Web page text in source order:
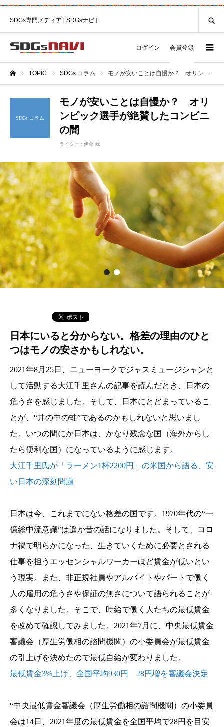
SDGs専門メディア [ SDGsナビ ]
ログイン 会員登録
TOPIC SDGs コラム モノが安いことは自慢か？ オリンピック選手が絶賛したコンビニの闇
SDGs コラム
モノが安いことは自慢か？ オリ
ンピック選手が絶賛したコンビニ
の闇
ライター : 伊藤 緑
日本にいると分からない。格差の理由のひと
つはモノの安さかもしれない。
2021年8月25日、ニューヨークでジャスミュージシャンと
して活動する大江千里さんの記事を読んだとき、日本の
危うさを感じました。そして、日本にとどまっているこ
とが、“井の中の蛙”であるのかもしれないと思いまし
た。いつの間にか日本は、かなり残念な国（海外からし
たら便利な国）になっているように感じます。
大江千里氏が「ラーメン1杯2200円」の米国から語る、安
い日本の深刻問題
日本は今、これまでにない格差の国です。1970年代の“一
億総中流意識”は遥か昔の話になりました。そして、コロ
ナ禍で明らかになった、生きていくために必要とされる
仕事を担うエッセンシャルワーカーほど賃金が低いとい
う現実。また、非正規社員やアルバイトやパートで働く
人の雇用の危うさや保証の無さについて語られることが
多くなりました。そこで、時給で働く人たちの最低賃金
を改めて確認してみました。2021年7月に、中央最低賃金
審議会（厚生労働相の諮問機関）の小委員会が最低賃金
の引上げを決めたので最低自給が変わりました。
最低賃金3%上げ、全国平均930円 28円増を審議会決定
“中央最低賃金審議会（厚生労働相の諮問機関）の小委員
会は14日、2021年度の最低賃金を全国平均で28円を目安